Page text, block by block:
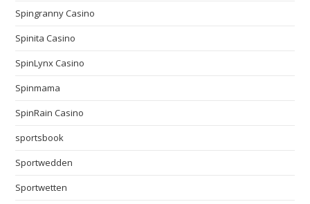
Spingranny Casino
Spinita Casino
SpinLynx Casino
Spinmama
SpinRain Casino
sportsbook
Sportwedden
Sportwetten